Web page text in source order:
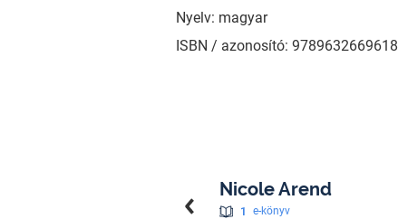
Nyelv: magyar
ISBN / azonosító: 9789632669618
Nicole Arend
1 e-könyv